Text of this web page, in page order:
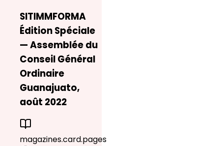
SITIMMFORMA
Édition Spéciale
— Assemblée du
Conseil Général
Ordinaire
Guanajuato,
août 2022
magazines.card.pages